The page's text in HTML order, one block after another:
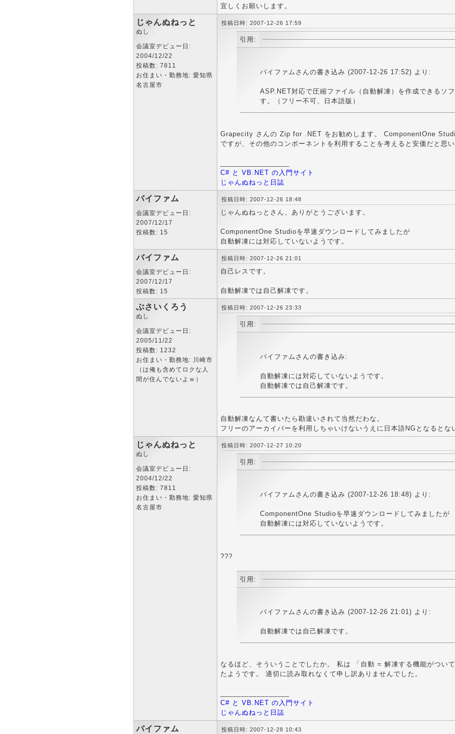
宜しくお願いします。
じゃんぬねっと
ぬし
会議室デビュー日:
2004/12/22
投稿数: 7811
お住まい・勤務地: 愛知県
名古屋市
投稿日時: 2007-12-26 17:59
引用:
バイファムさんの書き込み (2007-12-26 17:52) より:
ASP.NET対応で圧縮ファイル（自動解凍）を作成できるソ
す。（フリー不可、日本語版）
Grapecity さんの Zip for .NET をお勧めします。 ComponentOne
ですが、その他のコンポーネントを利用することを考えると安価だと思い
C# と VB.NET の入門サイト
じゃんぬねっと日誌
バイファム
会議室デビュー日:
2007/12/17
投稿数: 15
投稿日時: 2007-12-26 18:48
じゃんぬねっとさん、ありがとうございます。
ComponentOne Studioを早速ダウンロードしてみましたが
自動解凍には対応していないようです。
バイファム
会議室デビュー日:
2007/12/17
投稿数: 15
投稿日時: 2007-12-26 21:01
自己レスです。
自動解凍では自己解凍です。
ぶさいくろう
ぬし
会議室デビュー日:
2005/11/22
投稿数: 1232
お住まい・勤務地: 川崎市
（は俺も含めてロクな人
間が住んでないよｗ）
投稿日時: 2007-12-26 23:33
引用:
バイファムさんの書き込み:
自動解凍には対応していないようです。
自動解凍では自己解凍です。
自動解凍なんて書いたら勘違いされて当然だわな。
フリーのアーカイバーを利用しちゃいけないうえに日本語NGとなるとな
じゃんぬねっと
ぬし
会議室デビュー日:
2004/12/22
投稿数: 7811
お住まい・勤務地: 愛知県
名古屋市
投稿日時: 2007-12-27 10:20
引用:
バイファムさんの書き込み (2007-12-26 18:48) より:
ComponentOne Studioを早速ダウンロードしてみましたが
自動解凍には対応していないようです。
???
引用:
バイファムさんの書き込み (2007-12-26 21:01) より:
自動解凍では自己解凍です。
なるほど、そういうことでしたか。 私は 「自動 = 解凍する機能がつい
たようです。 適切に読み取れなくて申し訳ありませんでした。
C# と VB.NET の入門サイト
じゃんぬねっと日誌
バイファム 投稿日時: 2007-12-28 10:43